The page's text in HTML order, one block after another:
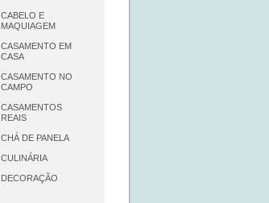
CABELO E
MAQUIAGEM
CASAMENTO EM
CASA
CASAMENTO NO
CAMPO
CASAMENTOS
REAIS
CHÁ DE PANELA
CULINÁRIA
DECORAÇÃO